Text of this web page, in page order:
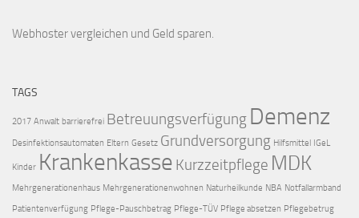
Webhoster vergleichen und Geld sparen.
TAGS
2017 Anwalt barrierefrei Betreuungsverfügung Demenz
Desinfektionsautomaten Eltern Gesetz Grundversorgung Hilfsmittel IGeL
Kinder Krankenkasse Kurzzeitpflege MDK
Mehrgenerationenhaus Mehrgenerationenwohnen Naturheilkunde NBA Notfallarmband
Patientenverfügung Pflege-Pauschbetrag Pflege-TÜV Pflege absetzen Pflegebetrug